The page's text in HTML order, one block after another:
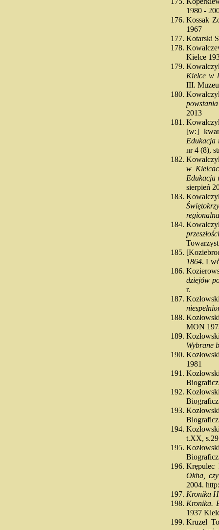
1980 -
Kossak
1967
Kotarski
Kielce
Kielce w
III.
2013
[w:]
Edukacja
nr 4 (8),
w
Edukacja
sierpień
1864.
dziejów
r.
MON
Wybrane
1981
t.XX,
Okha,
2004.
Kronika
Kronika.
1937
Kruzel